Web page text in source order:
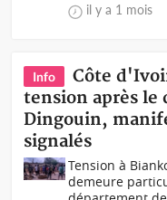
il y a 1 mois
Info
Côte
tension après le
Dingouin,
signalés
Tension à
demeure